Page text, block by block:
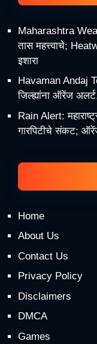
Maharashtra
तास महत्त्वाचे;
इशारा
Havaman Andaj
जिल्ह्यांना ऑरेंज अलर्ट,
Rain Alert:
गारपिटीचे संकट;
Home
About Us
Contact Us
Privacy Policy
Disclaimers
DMCA
Games